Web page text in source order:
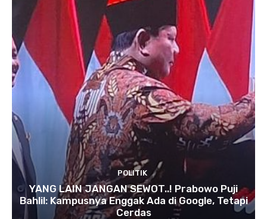
POLITIK
YANG LAIN JANGAN SEWOT..! Prabowo Puji
Bahlil: Kampusnya Enggak Ada di Google, Tetapi
Cerdas